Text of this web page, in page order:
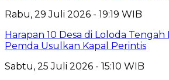
Rabu, 29 Juli 2026 - 19:19 WIB
Harapan 10 Desa di Loloda
Pemda Usulkan Kapal Perintis
Sabtu, 25 Juli 2026 - 15:10 WIB